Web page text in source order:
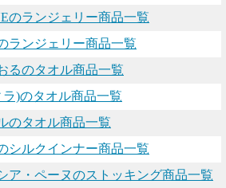
のランジェリー商品一覧
ランジェリー商品一覧
るのタオル商品一覧
)のタオル商品一覧
のタオル商品一覧
シルクインナー商品一覧
・ペーヌのストッキング商品一覧